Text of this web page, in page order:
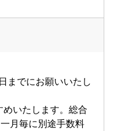
までにお願いいたし
いたします。総合
月毎に別途手数料